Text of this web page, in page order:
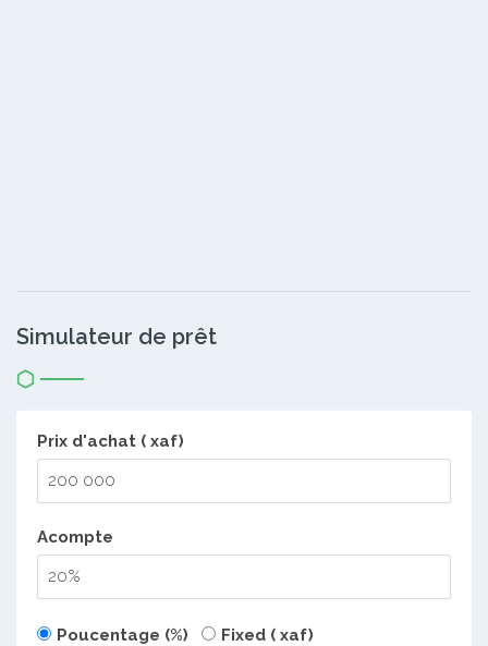
Simulateur de prêt
Prix d'achat ( xaf)
Acompte
Poucentage (%) Fixed ( xaf)